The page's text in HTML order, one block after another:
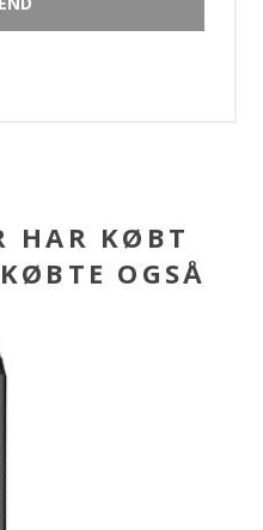
HAR KØBT
OGSÅ